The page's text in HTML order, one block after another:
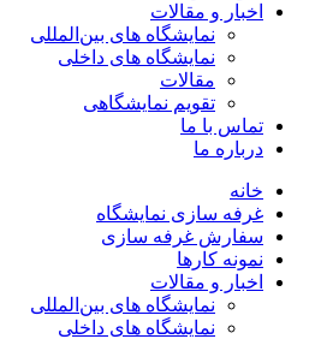
اخبار و مقالات
نمایشگاه های بین‌المللی
نمایشگاه های داخلی
مقالات
تقویم نمایشگاهی
تماس با ما
درباره ما
خانه
غرفه سازی نمایشگاه
سفارش غرفه سازی
نمونه کارها
اخبار و مقالات
نمایشگاه های بین‌المللی
نمایشگاه های داخلی